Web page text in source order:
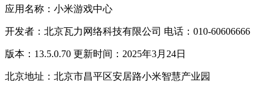
应用名称：小米游戏中心
开发者：北京瓦力网络科技有限公司 电话：010-60606666
版本：13.5.0.70 更新时间：2025年3月24日
北京地址：北京市昌平区安居路小米智慧产业园